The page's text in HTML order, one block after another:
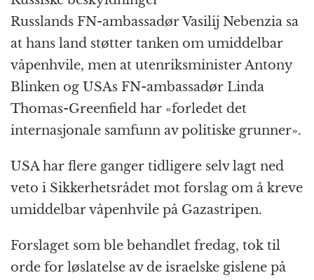
Russlands FN-ambassadør Vasilij Nebenzia sa
at hans land støtter tanken om umiddelbar
våpenhvile, men at utenriksminister Antony
Blinken og USAs FN-ambassadør Linda
Thomas-Greenfield har «forledet det
internasjonale samfunn av politiske grunner».
USA har flere ganger tidligere selv lagt ned
veto i Sikkerhetsrådet mot forslag om å kreve
umiddelbar våpenhvile på Gazastripen.
Forslaget som ble behandlet fredag, tok til
orde for løslatelse av de israelske gislene på